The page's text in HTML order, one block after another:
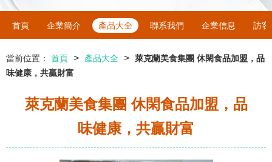
首頁 企業簡介 產品大全 聯系我們 企業信息 訪客
當前位置： 首頁 > 產品大全 > 萊克蘭美食集團 休閑食品加盟，品
味健康，共贏財富
萊克蘭美食集團 休閑食品加盟，品
味健康，共贏財富